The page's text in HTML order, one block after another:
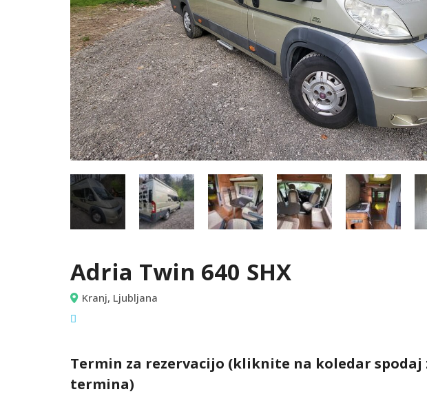
Adria Twin 640 SHX
Kranj, Ljubljana
Termin za rezervacijo (kliknite na koledar spodaj
termina)